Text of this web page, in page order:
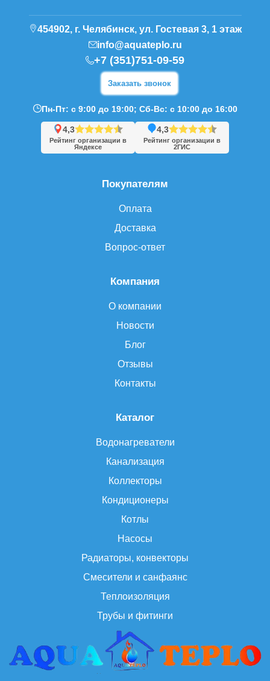
Каталог
Водонагреватели
Канализация
Коллекторы
Кондиционеры
Котлы
Насосы
Радиаторы, конвекторы
Смесители и санфаянс
Теплоизоляция
Трубы и фитинги
Компания
О компании
Новости
Блог
Отзывы
Контакты
Покупателям
Оплата
Доставка
Вопрос-ответ
454902, г. Челябинск, ул. Гостевая 3, 1 этаж
info@aquateplo.ru
+7 (351)751-09-59
Заказать звонок
Пн-Пт: с 9:00 до 19:00; Сб-Вс: с 10:00 до 16:00
4,3
Рейтинг организации в
Яндексе
4,3
Рейтинг организации в
2ГИС